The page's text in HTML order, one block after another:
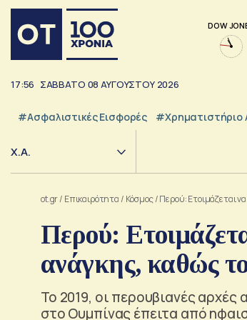
DOW
17:56 ΣΑΒΒΑΤΟ 08 ΑΥΓΟΥΣΤΟΥ 2026
#Ασφαλιστικές Εισφορές #Χρηματιστήριο
Χ.Α.
ot.gr/ Επικαιρότητα / Κόσμος/Περού: Ετοιμάζεται
Περού:
ανάγκης, καθώς
Το 2019, οι περουβιανές
στο Ουμπίνας έπειτα από